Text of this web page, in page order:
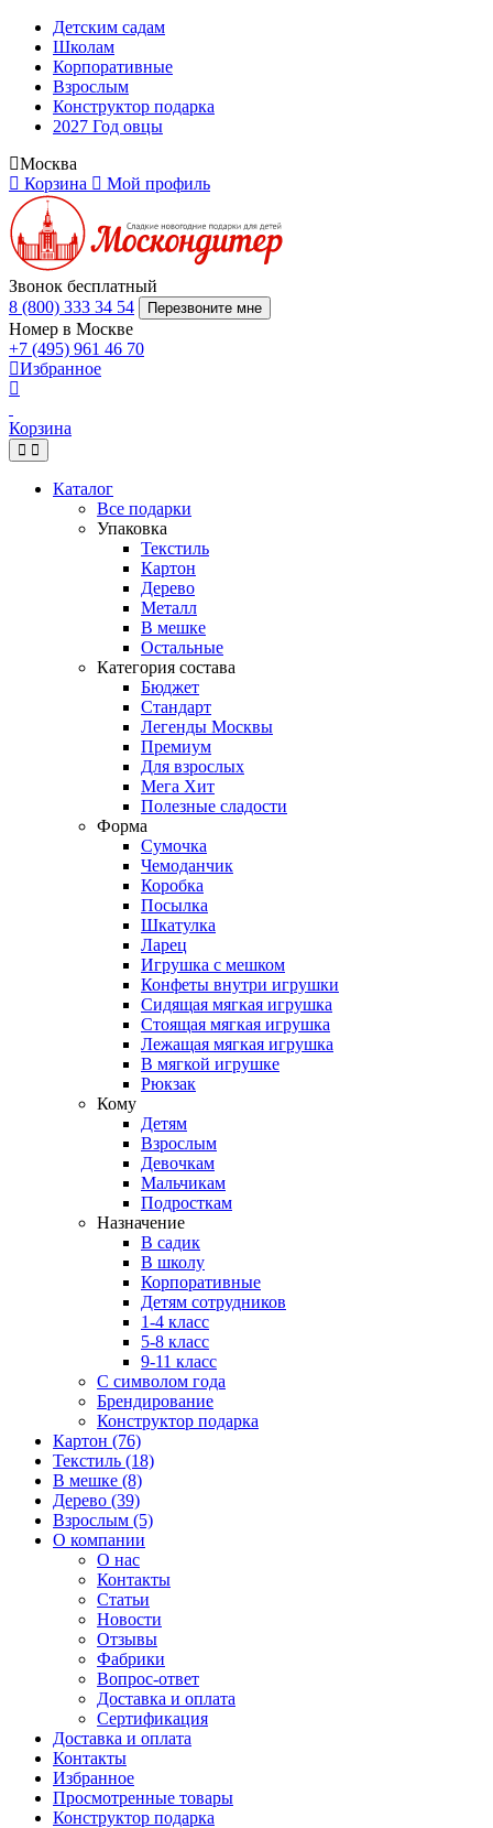
Детским садам
Школам
Корпоративные
Взрослым
Конструктор подарка
2027 Год овцы
Москва
Корзина
Мой профиль
Звонок бесплатный
8 (800) 333 34 54
Перезвоните мне
Номер в Москве
+7 (495) 961 46 70
Избранное
Корзина
Каталог
Все подарки
Упаковка
Текстиль
Картон
Дерево
Металл
В мешке
Остальные
Категория состава
Бюджет
Стандарт
Легенды Москвы
Премиум
Для взрослых
Мега Хит
Полезные сладости
Форма
Сумочка
Чемоданчик
Коробка
Посылка
Шкатулка
Ларец
Игрушка с мешком
Конфеты внутри игрушки
Сидящая мягкая игрушка
Стоящая мягкая игрушка
Лежащая мягкая игрушка
В мягкой игрушке
Рюкзак
Кому
Детям
Взрослым
Девочкам
Мальчикам
Подросткам
Назначение
В садик
В школу
Корпоративные
Детям сотрудников
1-4 класс
5-8 класс
9-11 класс
С символом года
Брендирование
Конструктор подарка
Картон (76)
Текстиль (18)
В мешке (8)
Дерево (39)
Взрослым (5)
О компании
О нас
Контакты
Статьи
Новости
Отзывы
Фабрики
Вопрос-ответ
Доставка и оплата
Сертификация
Доставка и оплата
Контакты
Избранное
Просмотренные товары
Конструктор подарка